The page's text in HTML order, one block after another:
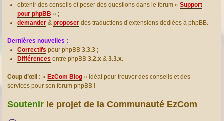
obtenir des conseils et poser des questions dans le forum « Support
pour phpBB » ;
demander & proposer des traductions d’extensions dédiées à phpBB.
Dernières nouvelles :
Correctifs pour phpBB 3.3.3 ;
Différences entre phpBB 3.2.x & 3.3.x.
Coup d’œil : « EzCom Blog » idéal pour trouver des conseils et des
services pour son forum phpBB !
Soutenir le projet de la Communauté EzCom.